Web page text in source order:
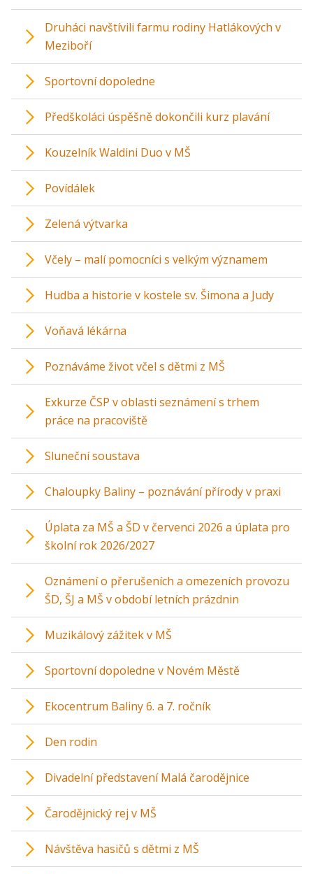
Druháci navštívili farmu rodiny Hatlákových v
Meziboří
Sportovní dopoledne
Předškoláci úspěšně dokončili kurz plavání
Kouzelník Waldini Duo v MŠ
Povídálek
Zelená výtvarka
Včely – malí pomocníci s velkým významem
Hudba a historie v kostele sv. Šimona a Judy
Voňavá lékárna
Poznáváme život včel s dětmi z MŠ
Exkurze ČSP v oblasti seznámení s trhem
práce na pracoviště
Sluneční soustava
Chaloupky Baliny – poznávání přírody v praxi
Úplata za MŠ a ŠD v červenci 2026 a úplata pro
školní rok 2026/2027
Oznámení o přerušeních a omezeních provozu
ŠD, ŠJ a MŠ v období letních prázdnin
Muzikálový zážitek v MŠ
Sportovní dopoledne v Novém Městě
Ekocentrum Baliny 6. a 7. ročník
Den rodin
Divadelní představení Malá čarodějnice
Čarodějnický rej v MŠ
Návštěva hasičů s dětmi z MŠ